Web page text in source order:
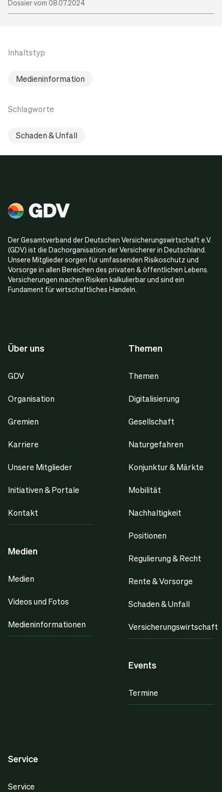
Dossier vom 08.07.2024
Inhaltstyp
Medieninformation
Schlagworte
Schaden & Unfall
Der Gesamtverband der Deutschen Versicherungswirtschaft e.V.
(GDV) ist die Dachorganisation der Versicherer in Deutschland.
Unsere Mitglieder sorgen für umfassenden Risikoschutz und
Vorsorge in allen Bereichen des privaten & öffentlichen Lebens.
Versicherungen machen Risiken kalkulierbar und sind ein
Fundament für wirtschaftliches Handeln.
Über uns
GDV
Organisation
Gremien
Karriere
Unsere Mitglieder
Initiativen & Portale
Kontakt
Medien
Medien
Videos und Fotos
Medieninformationen
Themen
Themen
Digitalisierung
Gesellschaft
Naturgefahren
Konjunktur & Märkte
Mobilität
Nachhaltigkeit
Positionen
Regulierung & Recht
Rente & Vorsorge
Schaden & Unfall
Versicherungswirtschaft
Events
Termine
Service
Service